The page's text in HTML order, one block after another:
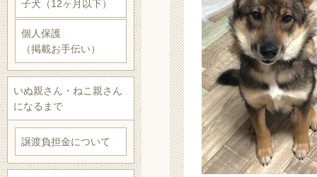
子犬（12ヶ月以下）
個人保護
（掲載お手伝い）
いぬ親さん・ねこ親さん
になるまで
譲渡負担金について